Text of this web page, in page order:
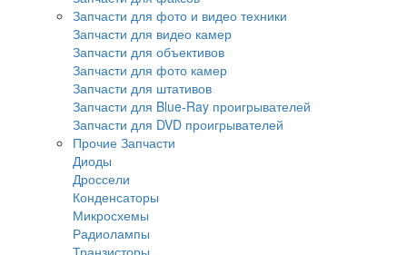
Запчасти для фото и видео техники
Запчасти для видео камер
Запчасти для объективов
Запчасти для фото камер
Запчасти для штативов
Запчасти для Blue-Ray проигрывателей
Запчасти для DVD проигрывателей
Прочие Запчасти
Диоды
Дроссели
Конденсаторы
Микросхемы
Радиолампы
Транзисторы